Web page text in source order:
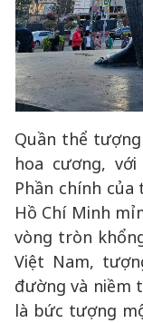
Quần thể
hoa cương,
Phần chính
Hồ Chí Minh
vòng tròn
Việt Nam,
đường và niềm
là bức tượng